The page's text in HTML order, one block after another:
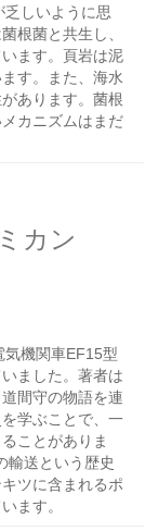
しいように思
根菌と共生し、
ます。頁岩は泥
す。また、海水
あります。菌根
カニズムはまだ
カン
機関車EF15型
ました。著者は
間守の物語を連
学ぶことで、一
ことがありま
輸送という歴史
ツに含まれるポ
ます。